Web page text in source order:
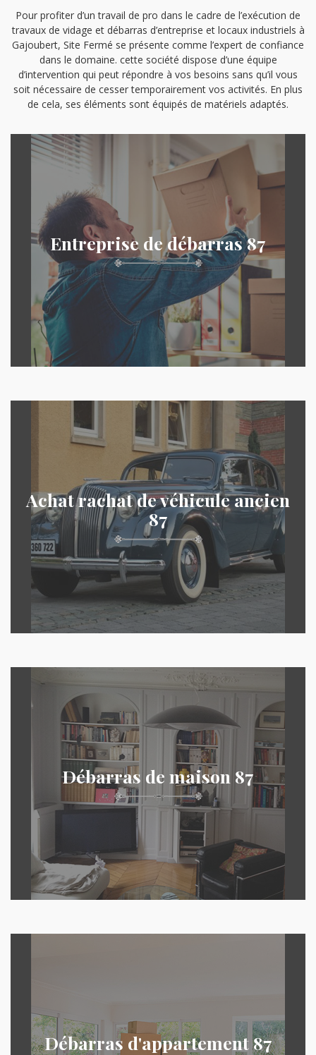
Pour profiter d’un travail de pro dans le cadre de l’exécution de
travaux de vidage et débarras d’entreprise et locaux industriels à
Gajoubert, Site Fermé se présente comme l’expert de confiance
dans le domaine. cette société dispose d’une équipe
d’intervention qui peut répondre à vos besoins sans qu’il vous
soit nécessaire de cesser temporairement vos activités. En plus
de cela, ses éléments sont équipés de matériels adaptés.
Entreprise de débarras 87
Achat rachat de véhicule ancien
87
Débarras de maison 87
Débarras d'appartement 87